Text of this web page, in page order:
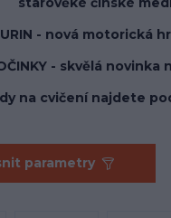
- nová motorická
- skvělá
na cvičení najdete
parametry